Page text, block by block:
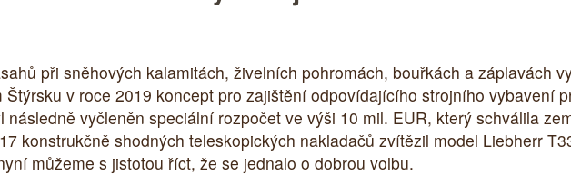
při sněhových kalamitách, živelních pohromách, bouřkách a záplavách
Štýrsku v roce 2019 koncept pro zajištění odpovídajícího strojního vybavení
vyčleněn speciální rozpočet ve výši 10 mil. EUR, který schválila
konstrukčně shodných teleskopických nakladačů zvítězil model Liebherr
můžeme s jistotou říct, že se jednalo o dobrou volbu.